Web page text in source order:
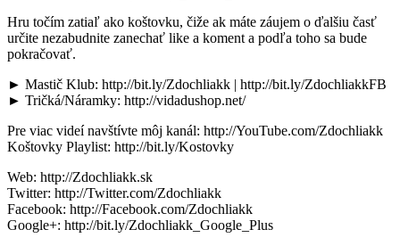
Hru točím zatiaľ ako koštovku, čiže ak máte záujem o ďalšiu časť
určite nezabudnite zanechať like a koment a podľa toho sa bude
pokračovať.
► Mastič Klub: http://bit.ly/Zdochliakk | http://bit.ly/ZdochliakkFB
► Tričká/Náramky: http://vidadushop.net/
Pre viac videí navštívte môj kanál: http://YouTube.com/Zdochliakk
Koštovky Playlist: http://bit.ly/Kostovky
Web: http://Zdochliakk.sk
Twitter: http://Twitter.com/Zdochliakk
Facebook: http://Facebook.com/Zdochliakk
Google+: http://bit.ly/Zdochliakk_Google_Plus